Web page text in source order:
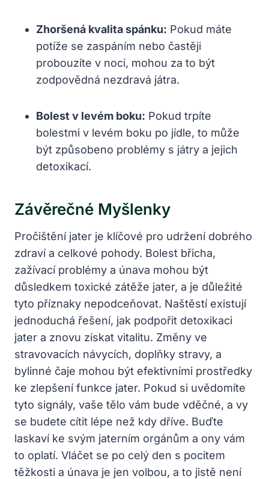
Zhoršená kvalita spánku: Pokud ⁢máte
potíže se zaspáním nebo častěji
probouzíte v noci, mohou za to být
zodpovědná nezdravá játra.
Bolest v levém⁢ boku: Pokud trpíte​
bolestmi v levém boku po jídle, to může
být způsobeno ​problémy s játry a jejich
detoxikací.
Závěrečné Myšlenky
Pročištění jater ⁢je klíčové pro udržení ⁤dobrého
zdraví a celkové‍ pohody. Bolest břicha,
zažívací problémy a únava mohou být
důsledkem toxické zátěže jater, a je⁤ důležité
tyto příznaky nepodceňovat. ⁣Naštěstí existují
jednoduchá řešení, jak podpořit detoxikaci
jater a⁤ znovu⁤ získat vitalitu. Změny ve
stravovacích návycích, doplňky stravy, a
bylinné čaje‍ mohou být efektivními prostředky
ke zlepšení funkce jater. Pokud si uvědomíte
tyto ⁤signály, vaše tělo vám bude vděčné, a vy
se budete⁤ cítit lépe než kdy dříve. Buďte
laskaví ke svým jaterním orgánům a ony⁤ vám
to oplatí. Vláčet se po celý den‍ s pocitem
těžkosti a ​únava je jen volbou, ‌a to jistě není